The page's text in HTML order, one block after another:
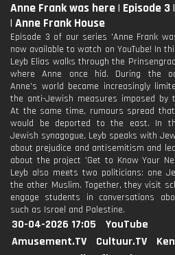
Anne Frank was here | Episode 3
| Anne Frank House
Episode 3 of our series 'Anne Frank
now available to watch on YouTube! In
Leyb Elias walks through the
where Anne once hid. During the
Anne’s world became increasingly
the anti-Jewish measures imposed by
At the same time, rumours spread
would be deported to the east. In
Jewish synagogue, Leyb speaks with
about prejudice and antisemitism and
about the project 'Get to Know Your
Leyb also meets two politicians: one
the other Muslim. Together, they visit
engage students in conversations
such as Israel and Palestine.
30-04-2026 17:05
YouTube
Amusement.TV
Cultuur.TV